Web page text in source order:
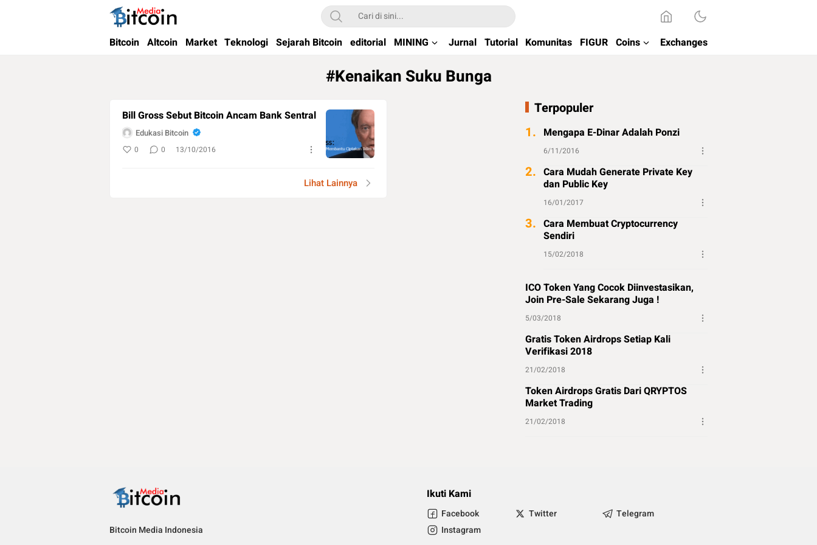
Bitcoin Media Indonesia
Media Bitcoin dan Cryptocurrency, dan Blockchain di Indonesia
Bitcoin Altcoin Market Teknologi Sejarah Bitcoin editorial MINING Jurnal Tutorial Komunitas FIGUR Coins Exchanges
#Kenaikan Suku Bunga
Bill Gross Sebut Bitcoin Ancam Bank Sentral
Edukasi Bitcoin
0 0 13/10/2016
Lihat Lainnya
Terpopuler
1. Mengapa E-Dinar Adalah Ponzi
6/11/2016
2. Cara Mudah Generate Private Key
dan Public Key
16/01/2017
3. Cara Membuat Cryptocurrency
Sendiri
15/02/2018
ICO Token Yang Cocok Diinvestasikan,
Join Pre-Sale Sekarang Juga !
5/03/2018
Gratis Token Airdrops Setiap Kali
Verifikasi 2018
21/02/2018
Token Airdrops Gratis Dari QRYPTOS
Market Trading
21/02/2018
Bitcoin Media Indonesia
Ikuti Kami
Facebook Twitter
Telegram
Instagram